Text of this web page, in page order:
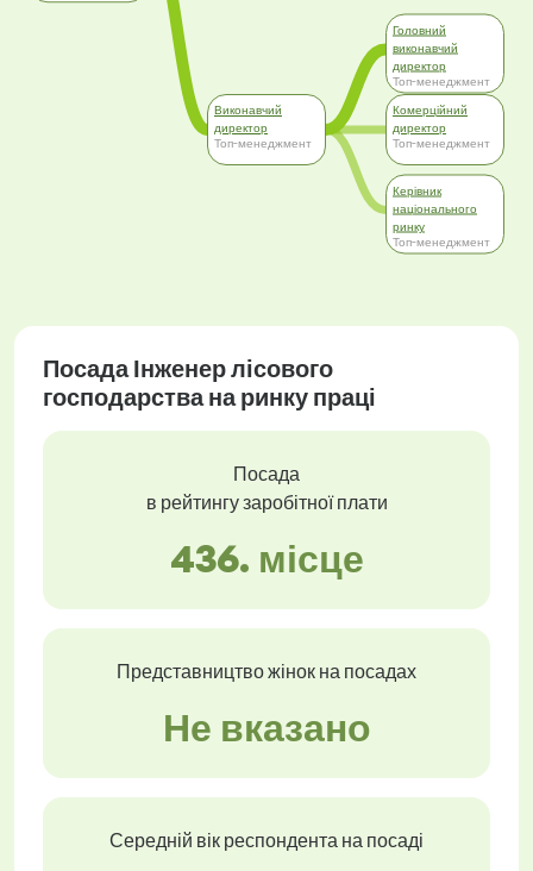
Виконавчий
директор
Топ-менеджмент
Головний
виконавчий
директор
Топ-менеджмент
Комерційний
директор
Топ-менеджмент
Керівник
національного
ринку
Топ-менеджмент
Посада Інженер лісового
господарства на ринку праці
Посада
в рейтингу заробітної плати
436. місце
Представництво жінок на посадах
Не вказано
Середній вік респондента на посаді